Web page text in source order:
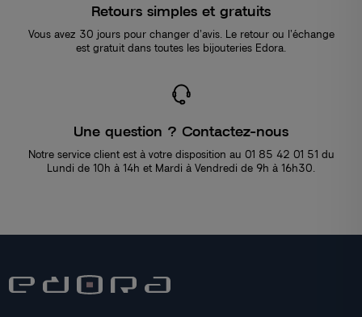
Retours simples et gratuits
Vous avez 30 jours pour changer d’avis. Le retour ou l’échange
est gratuit dans toutes les bijouteries Edora.
Une question ? Contactez-nous
Notre service client est à votre disposition au 01 85 42 01 51 du
Lundi de 10h à 14h et Mardi à Vendredi de 9h à 16h30.